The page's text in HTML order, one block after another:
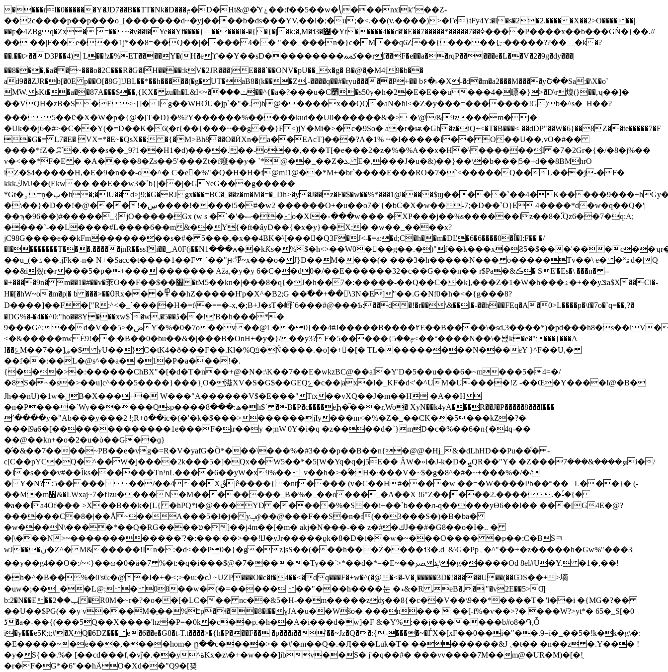
����rI�0������Y�JD7��B��TT�Nk�D���ݦ�D�Ht&@�͑Yۼ��:f��5��w�⎝���nxlk"��Z-
��2c����p��p���o_ [�������d~�yj����b�ds���YV,��l�;�u;�<.��(v.����)>�Гe}tFy4Y:�l�s�2�2.���� �X��2>O������|
��ϝ�4ZBgq�Zx� =��~�v��i�Ye��Yf����{�����l�-�{�{�|�k:�,M�˦3�޵�Yt�����4��c�'�E��7�����*�����7��ߦ����Ҏ����x��b���GǸ�{��.//
�� ��|F��e���1j*��8=��Q��|���� 4�� "��_���n�}c�M��q6Z��{�����{߽~�����??��__�k�?
��.��t>��D3P��4) L��!z�%ET����Y�(H�eϒ��Y��sD���������ﷃ��rf��F�e��a��rqP�����e�L��V�2�9g�dy���|
��8���,�a��~���o�2C���R�G�lͯH����:kV�2JR���)E���`��ONV�pU��_x�g� B�@�ָ�M4[9�b��
ad9��ZJR�b[�0E p��O[�8G]!JBL��*��h�����(�g�UT�aB8�(k���Z,-����q��#�ryu�����P+�� b۶�˫�X-�d�m�a2���M����yՇ��Sa;�\X�o`
MW.sKt��a��87A���$��,{KX� zu�h�L&I<~�ؑ���ݖ��^{�a�?���u�C׵�s50y�h�2�E�E��u���4�瞟�}>�D\r燣( }��,ʯ��]�
��VQH�zB�S�E<~[]�Īg��WHƠU�jp`�"�.)b@�����x��QQ�aN�ħi<�Z�y���=�������!G)b�^s�_H��?
���5��ᢗ�X�W�p�{@�[T�D}�%?Y������%�����kud��U0������&�> �'@/&9z���m�j�|
�Uk��j6�#>�C��Y(�=D��K�6(�r{��{���~��g ��}F<)jY�Mi�>�c�9So� a�r�ѭ�Gh�z�iQ+<�T�B���< ��dDP"��W�6}��8Z��te�����7�F
�G�= L7�E� VX=*�E~�QsX��; �{�M>Bh8��O�ӤXn� a��EAcT]���?A�1% ~�I�����l�� O��U��,vO�#��
����*fZ�.ʭ`�.���s��_9?1��H1�d)����.͓��-o��,���T[�e���2�z�%�%A��x�H�\������I �7�2Gr�{�/�8�j%��
v�<��*F�E � �A����8�Zs��5ʹ���Zt�f癈��y� `*@��_��Z�ܥ E�,���J�u�&)��}��\�b���|5�+d��8BMhrO
iZ�$4�����H,�E�9�n��-o�^� C�e񅊨�%"�Q�H�H�f@m!1@��*M+�br`����E���RO�7�`<�����Q��L���j-�F�
kkkڬMJ��(Ekw�� ��E��w3�`b}|��|�GYeG���g�����
*Gt�ۅ=ņ�ڀ�h�;�lU�� d>j9;�G�RJ gx���=BC�_��z�m�M�=�_Dh>�y�J��z�F�$�w��%*���1@����$ϣ�����`��4�K��
�\��}�D��!�@���!�ڛ����!����i5�#�w2 ������O+�u��o7�'{�bC�X�w��-7;�D��`O}E 4����*d�w�q��Q�'|
��ϡ�96��)#�����_{jO�����Gx (w s �`�'�ސ�� o�Xl�֊���w��� �XP���j��%s������lz��8�.͆Qz6��7�q:A;
����`-��L����#L����6��m&��Y{�ft�âyD��{�x�y}��X;� �w��_����x?
jC98G����e��kFm��������s�#� 5���,�x��4BK�\[���񟏗�Q3F�J<-�=a:�d;C�ħ��m�DĽ�6�6����0�Ǐ�I:F�� �/
�l��������T���.�����jnR��ssަli��_,A0F(j��Nߍ���1��kƘs�%$�h<>��W0���g��.�)"f��k���x�Ƨ5�$���'���c��ʮr�v����^F4�c�'����j6DZz��ͷ.�?
��u_(�ۮ��.jFk�-n� N+�Sacc�t����1��F `��"ԩᝲP̅~x���o�J}D��M����(� ���3�h�����N��� o�����Tv��\ e� �˟ۿd�|Q
��&i힀r�r���5�p�+��� ������� Aža,�y�y 6�C��d0�/��E������32�c��G���n�� r$Pa�&ڪ� SE'�Es�\ ���n� --
�+����9n� m��1�#��v�莍O��F��$��׈�tM5��kn�|���8�q{�J�h��7�:�����-��Q��C��k],���Z�1�W�h���ۿ�+��yݏa$X��Cl�-
H�[�hW~o�m�p|� b ���>��߀Rx�� �߾��hZ�����Ҥp�X^�B2;G ��߯��+��\߽3N�E]"��.G�Nf0�h�<�{g���8?
D����]��F�["R:^<�_`���|�H�=t\�==�-x,�;B+J�sT�嶵`6�� �#@ ���Ƅ:��d�!�r��\&��l�-��h��FEq�A�0>L����p�\f�7o�`q=��,?�
�DG%�-�4��^0:"ho��8Y���xw$`�w,�5��ڈ��!'B�h���*�
9���G^;��d�V��5>�ڞƳ�%�0�7o��v��@L��0{��4#J�����B����۲E��B����\�sd,3����*)�pƌ���h8�s��iV�`,��Ҹ�@s�z�q�3��H.�1R��}5����˥+�d��V@Ț��۰�:�Pe4�W���p��t�T�7��a�Rq���NR��~
<�&�����nwĖ9!��|�B��0�bu��&�|���B�OnH+�y�}/��y3?F�ݦ��5}�����5<��°����N��\�놵k�e�"���{���A
I��ݻM��7��]ۻ�$ yU��}C�tK4�ð���F��.Kl�%Qݿ�Ń����.�o]�+󩈮�[� TL���������N���eY }^F��U,�
��f��:��L�@s^��a� �1�P�a���!�.
{���>�:������ChBX"�[�d�T�n��+@�N�:\K��7��E�wkzBC@��aI�Y'D�5��u���6�~m���5�4=�/
�8S�~�s�>��u]c^���5����}���}̞|O�滋XV�S�G$��GEQݻ�c��|ax�l�_KF�d<'�^UM�U����!Z -��Œ�Y����I@�B�
Jh��nU)�1w�ݪB�X���+� W���"A������V$�E���"Tīx��vXQ��J�m��H �A��H
�n�P����`Wy������Qsp����ھ:���8�h$` �B�P�c����eϦ�֞���r,Wo� XyN��k4yA���R��J�P�����8���I���
՚����y�"Ab���y���2 !;R+٥��ic�(�'�k�$���>������jIy���m<�%�Z�_��CK��5͏���kZ�?�
���ї9a6�[�������������1e���F�ir��y �;nW|0Y�i�q �z����d�`}mD�c�%��6�n{�4q-��
��@��kn+�o�2�u�ò��G��ɡ}
�̛�&��7����~PB��e�vg�=R�V�yafG�Ȍ*���\���%�#3���p��B��n{�@@�Hj_&�dLhHD��Pu��ͩ� -
c[C��pYC�Q�^��W�j����2k���5�]�Qx��W5��*�5[W�Yq�q�j5E�� ȂW�»i�J-k�D�ܨQR��"Y� �Z���ܤ����&���7i�/
�I�s���v#��Îks������Tn¹nL����6��yW�x9%�� _v��h�>�ۢ�H�·���V�~$�g�8^�#�~+���%�/�/
�Y�N? :5�������/��4��Xڨ|ê����{�nt|���� (v�C��H#����w ��=�W����Pb��‴�� _L���}� (-
��M�m᛺&�LWxaj~7�fIzu����N�M��������_B�%�_��o���_�A��X !6"Z��|���2.����.�ۢ-�{�
�a��la4Of��� >X��B��k�[L{ �hPQ*i�@���YD �����%�S��i+��`b���л-q�����yƟ6��l�� ���[G4E�@?
������C�8�|��Å~��A���5�l�j�yݡӱ��@���F��S�n�f(��3���S�)�B�ba�
�w���N\����*��Q�RG����ט�]��j4m��[�m� akj�N���-�� z�#�كJ��#�G8��o�I�.. �
�|\���N>~������������'?�:���|��>��!lJ�yJr�����ϱk�8�D�t��w�~���O���� �p��:C�BSㅋ
wJ���ن�Z^�M&�����!In�:�d<��P0�}�g�z]sS��(���h���Ż����˦3�.d_&\G�Ppۃ�^"��+�z�����h�Gw%"���3|
��y��g4��O�:/~<}��ɷ�0�ä�7 %�t:�q�i���$@�7�����Ty��`>*��d�*=�Eﴫ��~�\ܔg�����Od 8el#U�Y. �1�,��!
�h�^�B��%�0's6;�@�I�+�<;>�u:�cؗJ ~UZP���O�c�f�4��<�dq���F�+w�^(�@�<�-V�˛�����3D�!�����U��(��ѠS��+>墑
�uw�;��_��L@; � 08��w�(�=����� ��"���h����눈 �ޑ&�R ,eB�,�|"�v2E��5>Ƣ
b:2�N��E��ݕ��2[�R0M�~r�?�o��[�LC��� nc��&5�H-��m�����zʤ��8{�c��V��\9��*����T�|'l��i �{MG�?��
��U��$PG(� �y v���M�ֵ��%Էp�ǂ��8�ï��ܼyJA�u��Wšo� ���n���  ��[-f%�ѵ��>?� ���W?>yt*� 65�_S[�0
ڈ�a�-��{(���5Q��X����'hz�P=�0k�c��p.�h��A�i���d�w]�F &�Y%:��j�������b#o8�֏,Ȱ
i�y���e5Ԟ;t;#�XQ�6DZ��� e�6��e�G8�t-T.t����>�{h�P���F�� �p���i��'��~Jz�Q��:{-����~�ЃX�[xF��0��i�"��.9=í�_��5�!k�k�g\�:
�E�����~�e���,����hom� ը��c����>� �#�m��Q�.�Ӆ���Luk�T� ��������&J ¸�t�� �n��z �.Y��� !
�y�S{��.%� [��cd���f,�vĵ�.��y^ةKx�z\�+�w���]ibv��S� j'�q��#� ���vv����7M��m@�UR�M)�[�!֛
�r�F�G*�6"��hÄO�Xd��"Q9�[끶